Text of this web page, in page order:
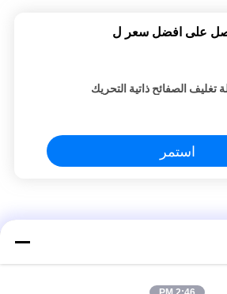
على افضل سعر ل
تغليف الصفائح ذاتية التحريك
استمر
حزمة لفائف الصلبة